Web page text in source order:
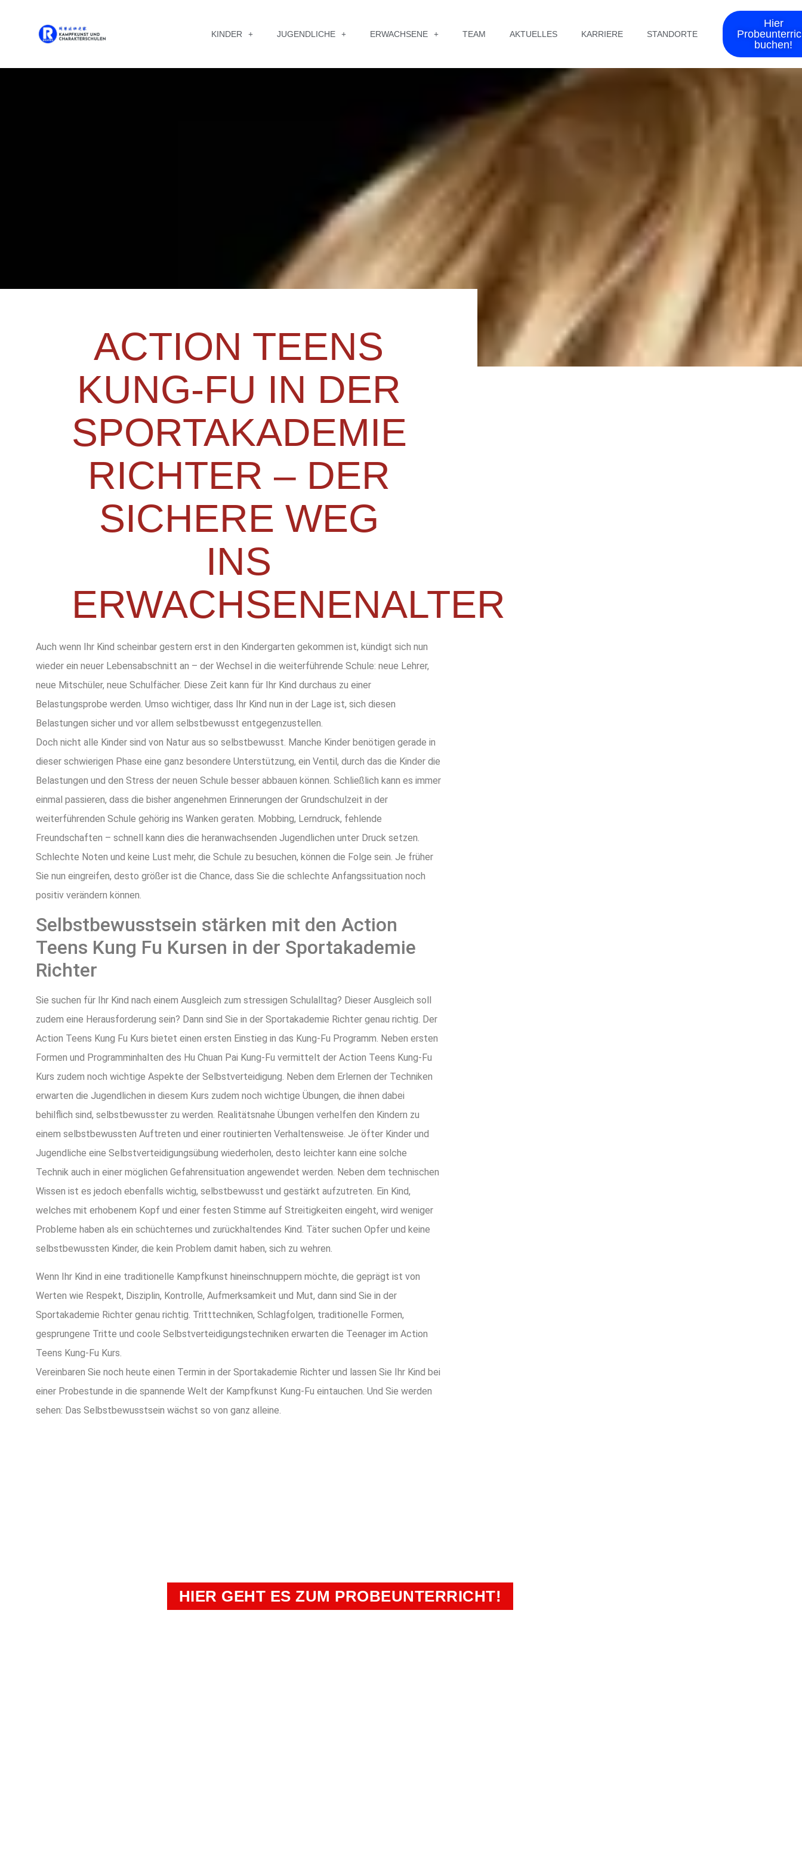
KINDER JUGENDLICHE ERWACHSENE TEAM AKTUELLES KARRIERE STANDORTE
Hier
buchen!
ACTION TEENS
KUNG-FU IN DER
SPORTAKADEMIE
RICHTER – DER
SICHERE WEG
INS
ERWACHSENENALTER
Auch wenn Ihr Kind scheinbar gestern erst in den Kindergarten gekommen ist, kündigt sich nun
wieder ein neuer Lebensabschnitt an – der Wechsel in die weiterführende Schule: neue Lehrer,
neue Mitschüler, neue Schulfächer. Diese Zeit kann für Ihr Kind durchaus zu einer
Belastungsprobe werden. Umso wichtiger, dass Ihr Kind nun in der Lage ist, sich diesen
Belastungen sicher und vor allem selbstbewusst entgegenzustellen.
Doch nicht alle Kinder sind von Natur aus so selbstbewusst. Manche Kinder benötigen gerade in
dieser schwierigen Phase eine ganz besondere Unterstützung, ein Ventil, durch das die Kinder die
Belastungen und den Stress der neuen Schule besser abbauen können. Schließlich kann es immer
einmal passieren, dass die bisher angenehmen Erinnerungen der Grundschulzeit in der
weiterführenden Schule gehörig ins Wanken geraten. Mobbing, Lerndruck, fehlende
Freundschaften – schnell kann dies die heranwachsenden Jugendlichen unter Druck setzen.
Schlechte Noten und keine Lust mehr, die Schule zu besuchen, können die Folge sein. Je früher
Sie nun eingreifen, desto größer ist die Chance, dass Sie die schlechte Anfangssituation noch
positiv verändern können.
Selbstbewusstsein stärken mit den Action
Teens Kung Fu Kursen in der Sportakademie
Richter
Sie suchen für Ihr Kind nach einem Ausgleich zum stressigen Schulalltag? Dieser Ausgleich soll
zudem eine Herausforderung sein? Dann sind Sie in der Sportakademie Richter genau richtig. Der
Action Teens Kung Fu Kurs bietet einen ersten Einstieg in das Kung-Fu Programm. Neben ersten
Formen und Programminhalten des Hu Chuan Pai Kung-Fu vermittelt der Action Teens Kung-Fu
Kurs zudem noch wichtige Aspekte der Selbstverteidigung. Neben dem Erlernen der Techniken
erwarten die Jugendlichen in diesem Kurs zudem noch wichtige Übungen, die ihnen dabei
behilflich sind, selbstbewusster zu werden. Realitätsnahe Übungen verhelfen den Kindern zu
einem selbstbewussten Auftreten und einer routinierten Verhaltensweise. Je öfter Kinder und
Jugendliche eine Selbstverteidigungsübung wiederholen, desto leichter kann eine solche
Technik auch in einer möglichen Gefahrensituation angewendet werden. Neben dem technischen
Wissen ist es jedoch ebenfalls wichtig, selbstbewusst und gestärkt aufzutreten. Ein Kind,
welches mit erhobenem Kopf und einer festen Stimme auf Streitigkeiten eingeht, wird weniger
Probleme haben als ein schüchternes und zurückhaltendes Kind. Täter suchen Opfer und keine
selbstbewussten Kinder, die kein Problem damit haben, sich zu wehren.
Wenn Ihr Kind in eine traditionelle Kampfkunst hineinschnuppern möchte, die geprägt ist von
Werten wie Respekt, Disziplin, Kontrolle, Aufmerksamkeit und Mut, dann sind Sie in der
Sportakademie Richter genau richtig. Tritttechniken, Schlagfolgen, traditionelle Formen,
gesprungene Tritte und coole Selbstverteidigungstechniken erwarten die Teenager im Action
Teens Kung-Fu Kurs.
Vereinbaren Sie noch heute einen Termin in der Sportakademie Richter und lassen Sie Ihr Kind bei
einer Probestunde in die spannende Welt der Kampfkunst Kung-Fu eintauchen. Und Sie werden
sehen: Das Selbstbewusstsein wächst so von ganz alleine.
HIER GEHT ES ZUM PROBEUNTERRICHT!